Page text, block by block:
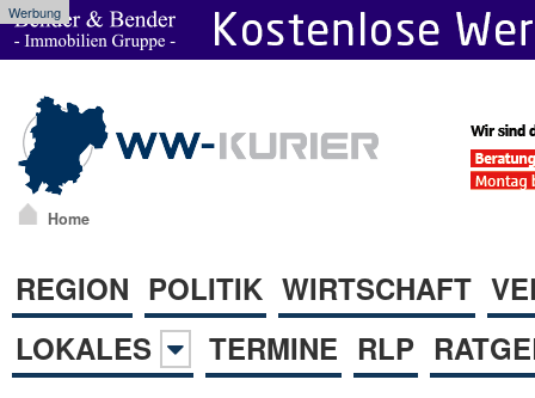
Werbung
Home
REGION POLITIK WIRTSCHAFT
LOKALES
TERMINE RLP